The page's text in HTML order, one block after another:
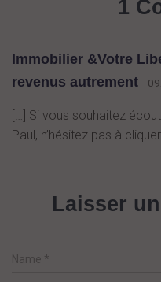
1
Immobilier &Votre
revenus autrement ·
[…] Si vous souhaitez
Paul, n’hésitez pas à
Laisser
Name *